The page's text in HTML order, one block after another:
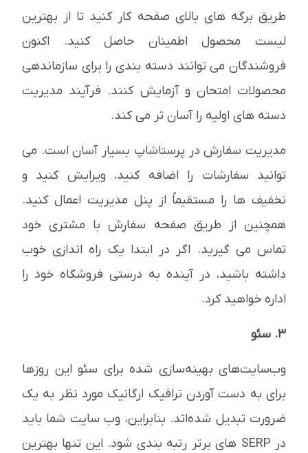
طریق برگه های بالای صفحه کار کنید تا از بهترین
لیست محصول اطمینان حاصل کنید. اکنون
فروشندگان می توانند دسته بندی را برای سازماندهی
محصولات امتحان و آزمایش کنند. فرآیند مدیریت
دسته های اولیه را آسان تر می کند.
مدیریت سفارش در پرستاشاپ بسیار آسان است. می
توانید سفارشات را اضافه کنید، ویرایش کنید و
تخفیف ها را مستقیماً از پنل مدیریت اعمال کنید.
همچنین از طریق صفحه سفارش با مشتری خود
تماس می گیرید. اگر در ابتدا یک راه اندازی خوب
داشته باشید، در آینده به درستی فروشگاه خود را
اداره خواهید کرد.
3. سئو
وب‌سایت‌های بهینه‌سازی شده برای سئو این روزها
برای به دست آوردن ترافیک ارگانیک مورد نظر به یک
ضرورت تبدیل شده‌اند. بنابراین، وب سایت شما باید
در SERP های برتر رتبه بندی شود. این تنها بهترین